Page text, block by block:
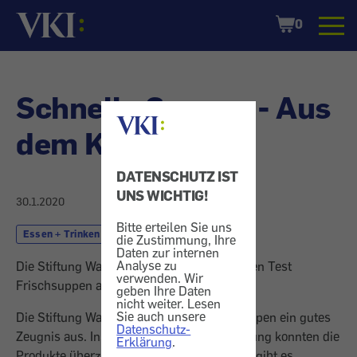
DATENSCHUTZ IST
UNS WICHTIG!
Bitte erteilen Sie uns
die Zustimmung, Ihre
Daten zur internen
Analyse zu
verwenden. Wir
geben Ihre Daten
nicht weiter. Lesen
Sie auch unsere
Datenschutz-
Erklärung.
Startseite
Shopping
Cart
0
Schnelle Suppen - Aus
dem Kühlregal
30.1.2020
Essen + Trinken Kochen
Die Stiftung Warentest hat in einem jüngsten Test
Frischsuppen aus dem Kühlregal getestet.
Die Stiftung Warentest stellt den Frischsuppen ein gutes
Zeugnis aus. Insbesondere bei der Verkostung konnten die